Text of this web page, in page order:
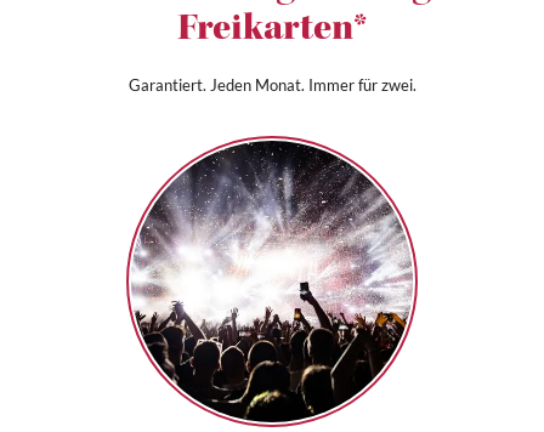
Freikarten*
Garantiert. Jeden Monat. Immer für zwei.